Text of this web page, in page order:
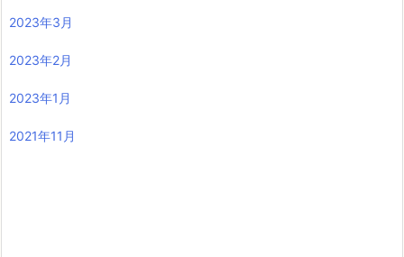
2023年3月
2023年2月
2023年1月
2021年11月